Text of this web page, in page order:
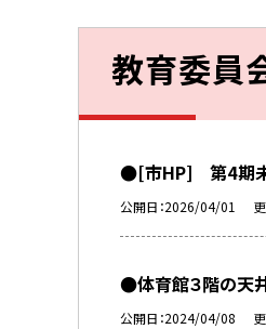
教育委員
●[市HP] 第4期未
公開日 2026/04/01
●体育館３階の天
公開日 2024/04/08